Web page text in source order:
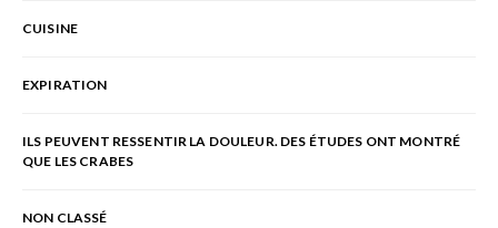
CUISINE
EXPIRATION
ILS PEUVENT RESSENTIR LA DOULEUR. DES ÉTUDES ONT MONTRÉ
QUE LES CRABES
NON CLASSÉ